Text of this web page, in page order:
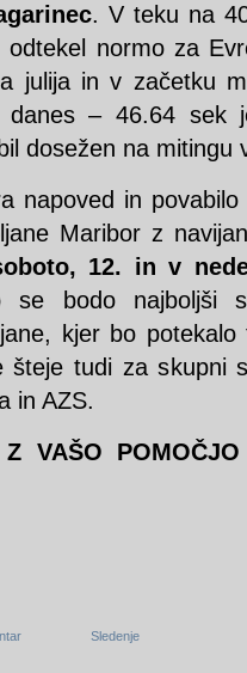
. V teku na
normo za
julija in v začetku
danes – 46.64 sek
dosežen na mitingu
napoved in
Maribor z
12. in v
se bodo najboljši
kjer bo
šteje tudi za skupni
in AZS.
VAŠO
Sledenje